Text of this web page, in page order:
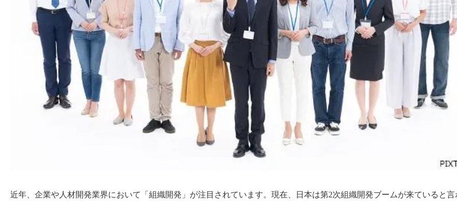
近年、企業や人材開発業界において「組織開発」が注目されています。現在、日本は第2次組織開発ブームが来ていると言